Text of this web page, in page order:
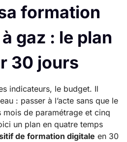
formation
gaz : le plan
30 jours
indicateurs, le budget. Il
: passer à l’acte sans que le
mois de paramétrage et cinq
un plan en quatre temps
de formation digitale en 30